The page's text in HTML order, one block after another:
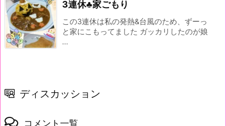
3連休♣家ごもり
この3連休は私の発熱&台風のため、ずーっ
と家にこもってました ガッカリしたのが娘
...
ディスカッション
コメント一覧